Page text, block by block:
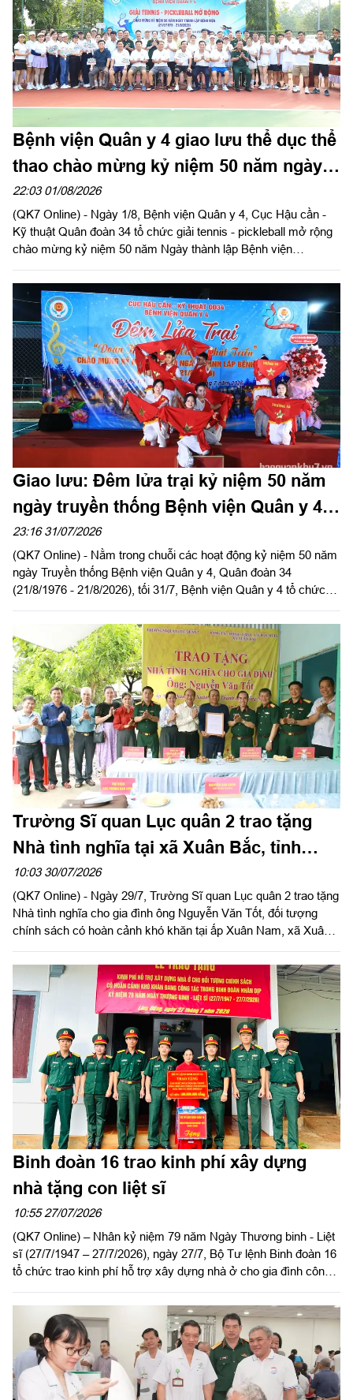
Bệnh viện Quân y 4 giao lưu thể dục thể
thao chào mừng kỷ niệm 50 năm ngày
thành lập
22:03 01/08/2026
(QK7 Online) - Ngày 1/8, Bệnh viện Quân y 4, Cục Hậu cần -
Kỹ thuật Quân đoàn 34 tổ chức giải tennis - pickleball mở rộng
chào mừng kỷ niệm 50 năm Ngày thành lập Bệnh viện
lệnh, Tham mưu trưởng Quân đoàn 34 dự và giao lưu tại giải.
Giao lưu: Đêm lửa trại kỷ niệm 50 năm
ngày truyền thống Bệnh viện Quân y 4,
Quân đoàn 34
23:16 31/07/2026
(QK7 Online) - Nằm trong chuỗi các hoạt động kỷ niệm 50 năm
ngày Truyền thống Bệnh viện Quân y 4, Quân đoàn 34
(21/8/1976 - 21/8/2026), tối 31/7, Bệnh viện Quân y 4 tổ chức
Cống hiến - Phát triển”.
Trường Sĩ quan Lục quân 2 trao tặng
Nhà tình nghĩa tại xã Xuân Bắc, tỉnh
Đồng Nai
10:03 30/07/2026
(QK7 Online) - Ngày 29/7, Trường Sĩ quan Lục quân 2 trao tặng
Nhà tình nghĩa cho gia đình ông Nguyễn Văn Tốt, đối tượng
chính sách có hoàn cảnh khó khăn tại ấp Xuân Nam, xã Xuân
“Đền ơn đáp nghĩa”, tri ân người có công với cách mạng nhân
kỷ niệm 79 năm Ngày Thương binh - Liệt sĩ (27/7/1947 -
27/7/2026), hướng tới kỷ niệm 65 năm Ngày truyền thống
Trường Sĩ quan Lục quân 2 (27/8/1961 - 27/8/2026).
Binh đoàn 16 trao kinh phí xây dựng
nhà tặng con liệt sĩ
10:55 27/07/2026
(QK7 Online) – Nhân kỷ niệm 79 năm Ngày Thương binh - Liệt
sĩ (27/7/1947 – 27/7/2026), ngày 27/7, Bộ Tư lệnh Binh đoàn 16
tổ chức trao kinh phí hỗ trợ xây dựng nhà ở cho gia đình công
sĩ có hoàn cảnh khó khăn về nhà ở. Dự buổi lễ có Đại tá Lại
Văn Tuấn, Chủ nhiệm Chính trị Binh đoàn 16; đại diện các cơ
quan, đơn vị của Binh đoàn và lãnh đạo, chỉ huy Đoàn Kinh tế -
Quốc phòng 726.